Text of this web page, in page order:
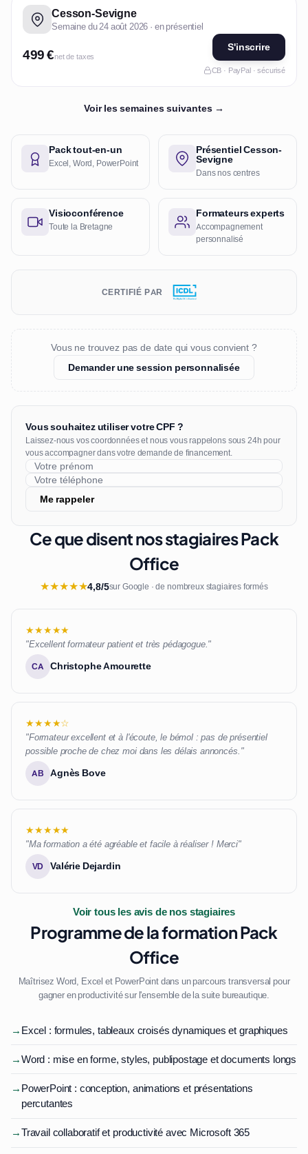
Cesson-Sevigne
Semaine du 24 août 2026 · en présentiel
499 €net de taxes
S'inscrire
CB · PayPal · sécurisé
Voir les semaines suivantes →
Pack tout-en-un
Excel, Word, PowerPoint
Présentiel Cesson-
Sevigne
Dans nos centres
Visioconférence
Toute la Bretagne
Formateurs experts
Accompagnement
personnalisé
CERTIFIÉ PAR
Vous ne trouvez pas de date qui vous convient ?
Demander une session personnalisée
Vous souhaitez utiliser votre CPF ?
Laissez-nous vos coordonnées et nous vous rappelons sous 24h pour
vous accompagner dans votre demande de financement.
Me rappeler
Ce que disent nos stagiaires Pack
Office
★★★★★4,8/5sur Google · de nombreux stagiaires formés
★★★★★
"Excellent formateur patient et très pédagogue."
CA Christophe Amourette
★★★★☆
"Formateur excellent et à l'écoute, le bémol : pas de présentiel
possible proche de chez moi dans les délais annoncés."
AB Agnès Bove
★★★★★
"Ma formation a été agréable et facile à réaliser ! Merci"
VD Valérie Dejardin
Voir tous les avis de nos stagiaires
Programme de la formation Pack
Office
Maîtrisez Word, Excel et PowerPoint dans un parcours transversal pour
gagner en productivité sur l'ensemble de la suite bureautique.
→ Excel : formules, tableaux croisés dynamiques et graphiques
→Word : mise en forme, styles, publipostage et documents longs
→ PowerPoint : conception, animations et présentations
percutantes
→Travail collaboratif et productivité avec Microsoft 365